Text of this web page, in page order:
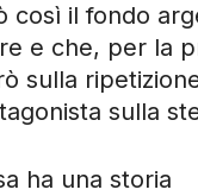
così il fondo
e che, per la
sulla
sulla
ha una storia